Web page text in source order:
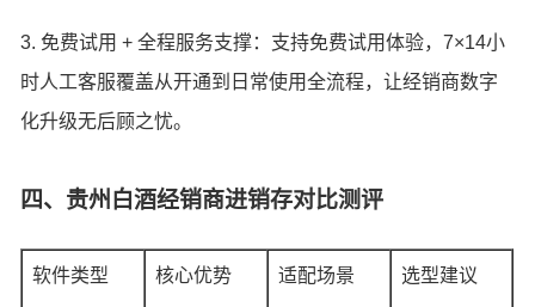
3. 免费试用 + 全程服务支撑：支持免费试用体验，7×14小
时人工客服覆盖从开通到日常使用全流程，让经销商数字
化升级无后顾之忧。
四、贵州白酒经销商进销存对比测评
软件类型 核心优势 适配场景 选型建议